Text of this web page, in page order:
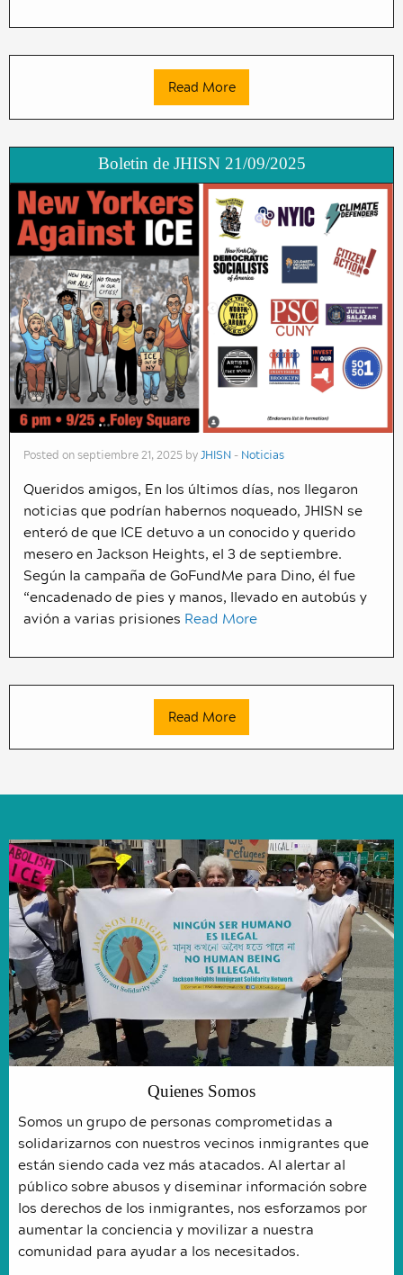
Read More
Boletin de JHISN 21/09/2025
Posted on septiembre 21, 2025 byJHISN - Noticias
Queridos amigos, En los últimos días, nos llegaron
noticias que podrían habernos noqueado, JHISN se
enteró de que ICE detuvo a un conocido y querido
mesero en Jackson Heights, el 3 de septiembre.
Según la campaña de GoFundMe para Dino, él fue
“encadenado de pies y manos, llevado en autobús y
avión a varias prisiones Read More
Read More
Quienes Somos
Somos un grupo de personas comprometidas a
solidarizarnos con nuestros vecinos inmigrantes que
están siendo cada vez más atacados. Al alertar al
público sobre abusos y diseminar información sobre
los derechos de los inmigrantes, nos esforzamos por
aumentar la conciencia y movilizar a nuestra
comunidad para ayudar a los necesitados.